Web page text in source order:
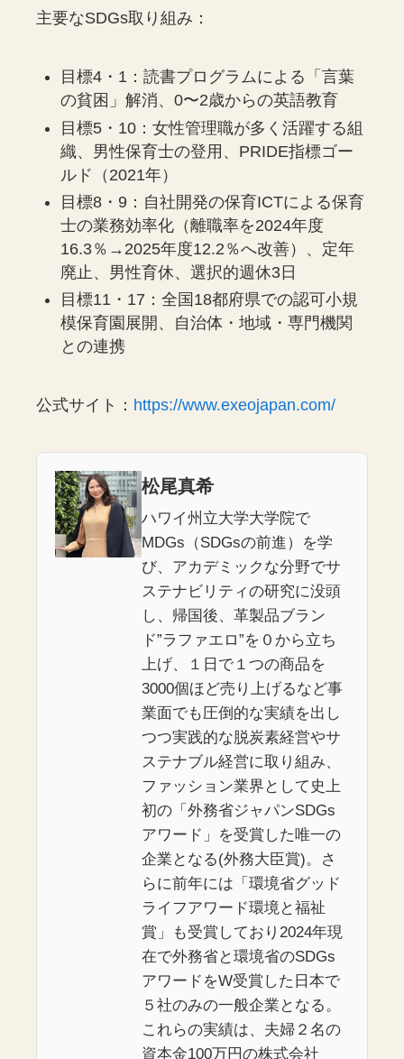
主要なSDGs取り組み：
目標4・1：読書プログラムによる「言葉
の貧困」解消、0〜2歳からの英語教育
目標5・10：女性管理職が多く活躍する組
織、男性保育士の登用、PRIDE指標ゴー
ルド（2021年）
目標8・9：自社開発の保育ICTによる保育
士の業務効率化（離職率を2024年度
16.3％→2025年度12.2％へ改善）、定年
廃止、男性育休、選択的週休3日
目標11・17：全国18都府県での認可小規
模保育園展開、自治体・地域・専門機関
との連携
公式サイト： https://www.exeojapan.com/
松尾真希
ハワイ州立大学大学院で
MDGs（SDGsの前進）を学
び、アカデミックな分野でサ
ステナビリティの研究に没頭
し、帰国後、革製品ブラン
ド”ラファエロ”を０から立ち
上げ、１日で１つの商品を
3000個ほど売り上げるなど事
業面でも圧倒的な実績を出し
つつ実践的な脱炭素経営やサ
ステナブル経営に取り組み、
ファッション業界として史上
初の「外務省ジャパンSDGs
アワード」を受賞した唯一の
企業となる(外務大臣賞)。さ
らに前年には「環境省グッド
ライフアワード環境と福祉
賞」も受賞しており2024年現
在で外務省と環境省のSDGs
アワードをW受賞した日本で
５社のみの一般企業となる。
これらの実績は、夫婦２名の
資本金100万円の株式会社